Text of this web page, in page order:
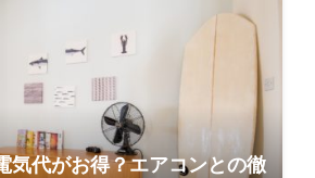
気代がお得？エアコンとの徹